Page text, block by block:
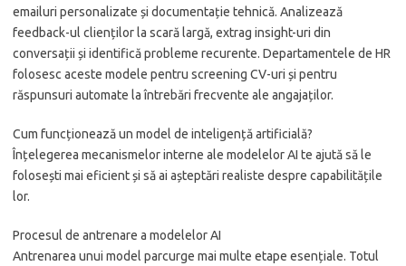
emailuri personalizate și documentație tehnică. Analizează
feedback-ul clienților la scară largă, extrag insight-uri din
conversații și identifică probleme recurente. Departamentele de HR
folosesc aceste modele pentru screening CV-uri și pentru
răspunsuri automate la întrebări frecvente ale angajaților.
Cum funcționează un model de inteligență artificială?
Înțelegerea mecanismelor interne ale modelelor AI te ajută să le
folosești mai eficient și să ai așteptări realiste despre capabilitățile
lor.
Procesul de antrenare a modelelor AI
Antrenarea unui model parcurge mai multe etape esențiale. Totul